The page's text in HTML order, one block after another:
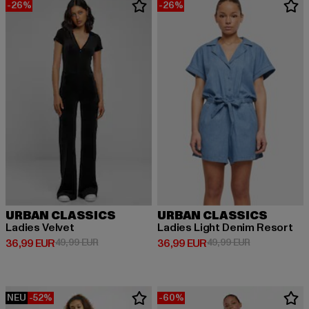
-26%
URBAN CLASSICS
Ladies Velvet
36,99 EUR
Derzeitiger Preis: 36,99 EUR
49,99 EURAktionspreis: 49,99 EUR
-26%
URBAN CLASSICS
Ladies Light Denim Resort
36,99 EUR
Derzeitiger Preis: 36,99 EUR
49,99 EURAktionspreis:
NEU -52% -60%